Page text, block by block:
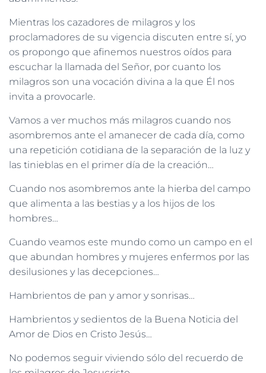
Mientras los cazadores de milagros y los
proclamadores de su vigencia discuten entre sí, yo
os propongo que afinemos nuestros oídos para
escuchar la llamada del Señor, por cuanto los
milagros son una vocación divina a la que Él nos
invita a provocarle.
Vamos a ver muchos más milagros cuando nos
asombremos ante el amanecer de cada día, como
una repetición cotidiana de la separación de la luz y
las tinieblas en el primer día de la creación…
Cuando nos asombremos ante la hierba del campo
que alimenta a las bestias y a los hijos de los
hombres…
Cuando veamos este mundo como un campo en el
que abundan hombres y mujeres enfermos por las
desilusiones y las decepciones…
Hambrientos de pan y amor y sonrisas…
Hambrientos y sedientos de la Buena Noticia del
Amor de Dios en Cristo Jesús…
No podemos seguir viviendo sólo del recuerdo de